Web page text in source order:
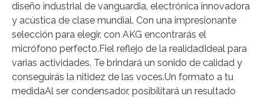
diseño industrial de vanguardia, electrónica innovadora
y acústica de clase mundial. Con una impresionante
selección para elegir, con AKG encontrarás el
micrófono perfecto.Fiel reflejo de la realidadIdeal para
varias actividades. Te brindará un sonido de calidad y
conseguirás la nitidez de las voces.Un formato a tu
medidaAl ser condensador, posibilitará un resultado